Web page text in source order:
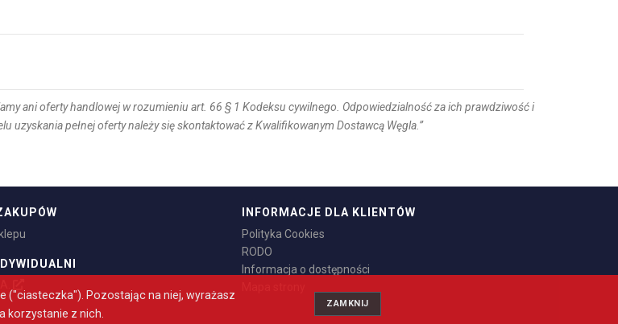
ani oferty handlowej w rozumieniu art. 66 § 1 Kodeksu cywilnego. Odpowiedzialność za ich prawdziwość i
uzyskania pełnej oferty należy się skontaktować z Kwalifikowanym Dostawcą Węgla.”
oraz od 8:00 do 14:00 w soboty
INFORMACJE DLA KLIENTÓW
Polityka Cookies
RODO
Informacja o dostępności
("ciasteczka"). Pozostając na niej, wyrażasz
korzystanie z nich.
ZAMKNIJ